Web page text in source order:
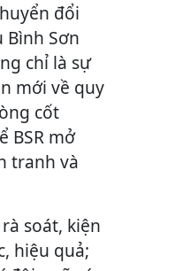
đổi
Sơn
chỉ là sự
mới về quy
cốt
BSR mở
tranh và
soát, kiện
hiệu quả;